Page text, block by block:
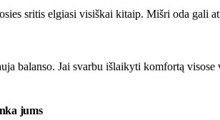
sritis elgiasi visiškai kitaip. Mišri oda gali
balanso. Jai svarbu išlaikyti komfortą
jums